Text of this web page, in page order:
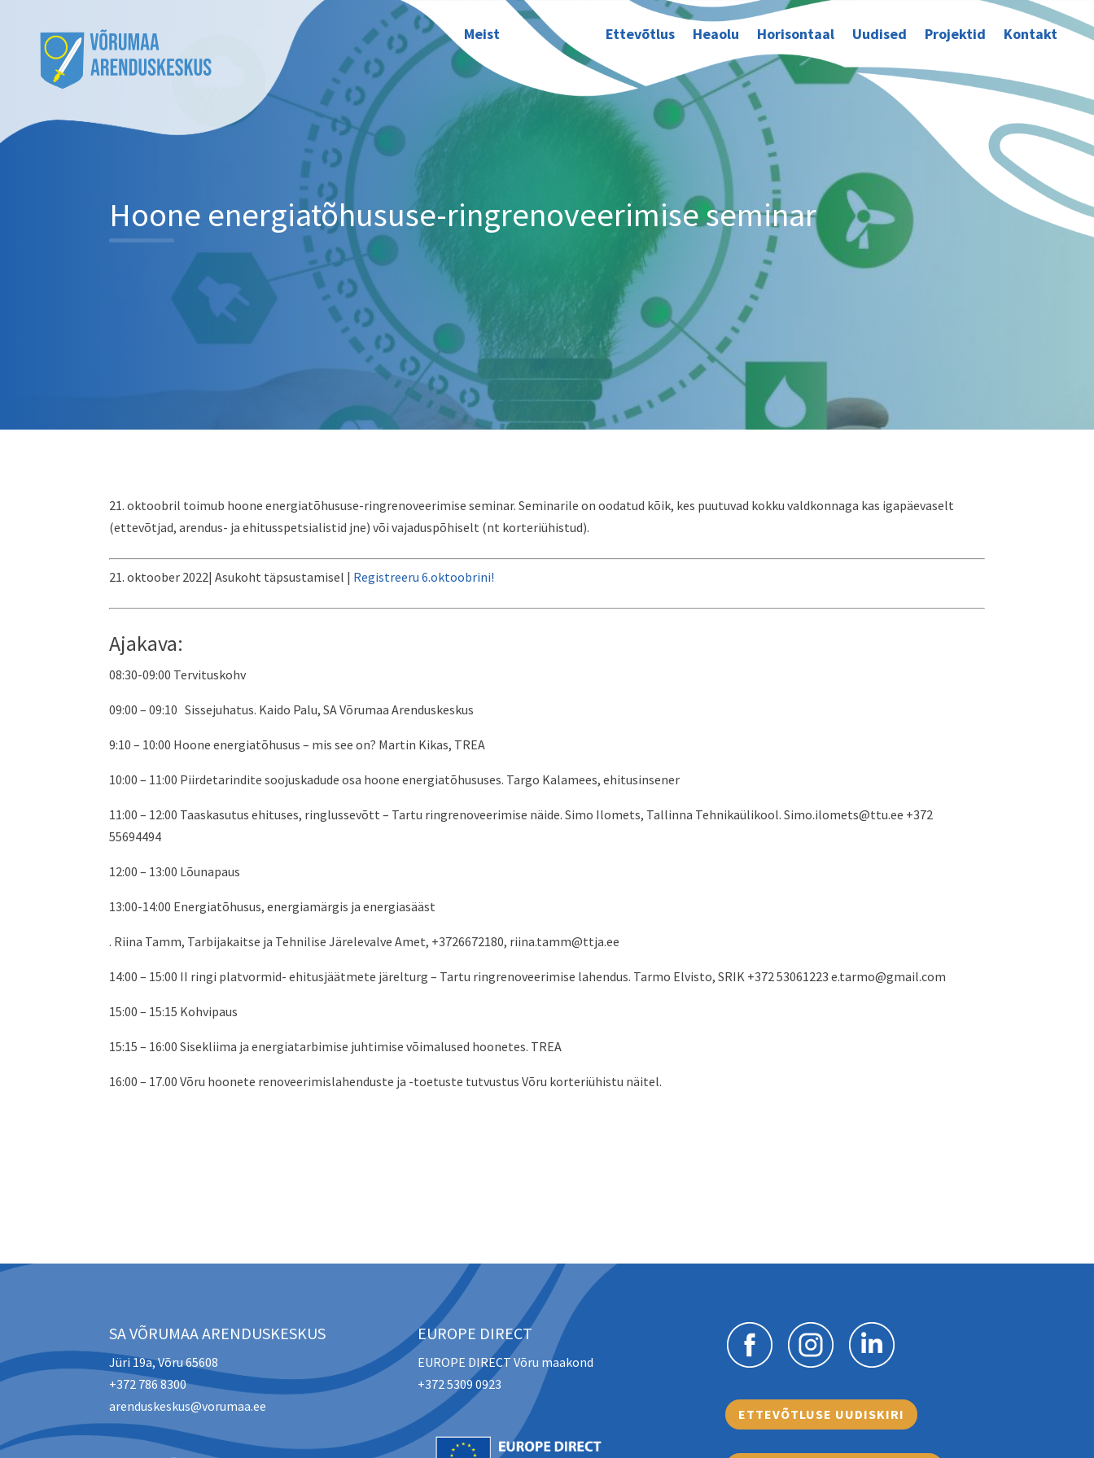
Meist Ettevõtlus Heaolu Horisontaal Uudised Projektid Kontakt
Hoone energiatõhususe-ringrenoveerimise seminar
21. oktoobril toimub hoone energiatõhususe-ringrenoveerimise seminar. Seminarile on oodatud kõik, kes puutuvad kokku valdkonnaga kas igapäevaselt
(ettevõtjad, arendus- ja ehitusspetsialistid jne) või vajaduspõhiselt (nt korteriühistud).
21. oktoober 2022| Asukoht täpsustamisel | Registreeru 6.oktoobrini!
Ajakava:
08:30-09:00 Tervituskohv
09:00 – 09:10 Sissejuhatus. Kaido Palu, SA Võrumaa Arenduskeskus
9:10 – 10:00 Hoone energiatõhusus – mis see on? Martin Kikas, TREA
10:00 – 11:00 Piirdetarindite soojuskadude osa hoone energiatõhususes. Targo Kalamees, ehitusinsener
11:00 – 12:00 Taaskasutus ehituses, ringlussevõtt – Tartu ringrenoveerimise näide. Simo Ilomets, Tallinna Tehnikaülikool. Simo.ilomets@ttu.ee +372
55694494
12:00 – 13:00 Lõunapaus
13:00-14:00 Energiatõhusus, energiamärgis ja energiasääst
. Riina Tamm, Tarbijakaitse ja Tehnilise Järelevalve Amet, +3726672180, riina.tamm@ttja.ee
14:00 – 15:00 II ringi platvormid- ehitusjäätmete järelturg – Tartu ringrenoveerimise lahendus. Tarmo Elvisto, SRIK +372 53061223 e.tarmo@gmail.com
15:00 – 15:15 Kohvipaus
15:15 – 16:00 Sisekliima ja energiatarbimise juhtimise võimalused hoonetes. TREA
16:00 – 17.00 Võru hoonete renoveerimislahenduste ja -toetuste tutvustus Võru korteriühistu näitel.
SA VÕRUMAA ARENDUSKESKUS
Jüri 19a, Võru 65608
+372 786 8300
arenduskeskus@vorumaa.ee
EUROPE DIRECT
EUROPE DIRECT Võru maakond
+372 5309 0923
ETTEVÕTLUSE UUDISKIRI